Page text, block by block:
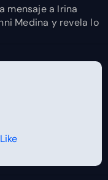
mensaje a Irina
Medina y revela lo